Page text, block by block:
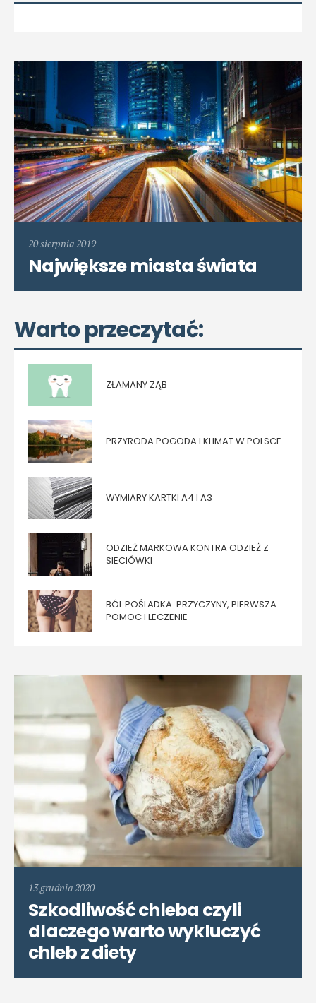
20 sierpnia 2019
Największe miasta świata
Warto przeczytać:
ZŁAMANY ZĄB
PRZYRODA POGODA I KLIMAT W POLSCE
WYMIARY KARTKI A4 I A3
ODZIEŻ MARKOWA KONTRA ODZIEŻ Z
SIECIÓWKI
BÓL POŚLADKA: PRZYCZYNY, PIERWSZA
POMOC I LECZENIE
13 grudnia 2020
Szkodliwość chleba czyli
dlaczego warto wykluczyć
chleb z diety